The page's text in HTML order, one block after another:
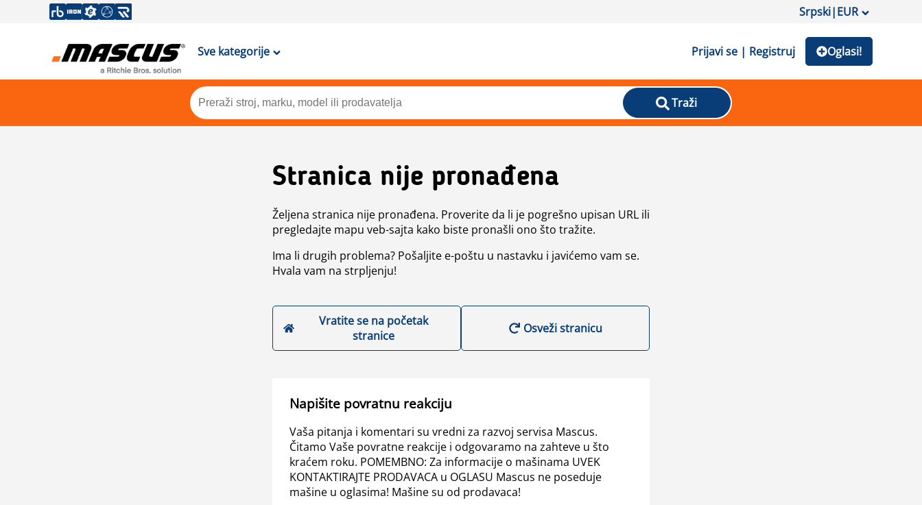
Srpski|EUR
Sve kategorije Prijavi se | Registruj Oglasi!
Traži
Stranica nije pronađena
Željena stranica nije pronađena. Proverite da li je pogrešno upisan URL ili
pregledajte mapu veb-sajta kako biste pronašli ono što tražite.
Ima li drugih problema? Pošaljite e-poštu u nastavku i javićemo vam se.
Hvala vam na strpljenju!
Vratite se na početak
stranice
Osveži stranicu
Napišite povratnu reakciju
Vaša pitanja i komentari su vredni za razvoj servisa Mascus.
Čitamo Vaše povratne reakcije i odgovaramo na zahteve u što
kraćem roku. POMEMBNO: Za informacije o mašinama UVEK
KONTAKTIRAJTE PRODAVACA u OGLASU Mascus ne poseduje
mašine u oglasima! Mašine su od prodavaca!